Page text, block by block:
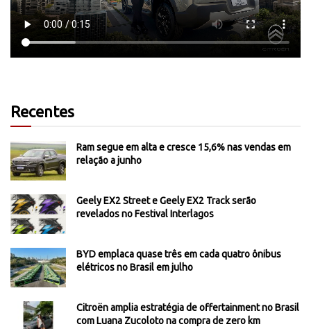
Recentes
Ram segue em alta e cresce 15,6% nas vendas em
relação a junho
Geely EX2 Street e Geely EX2 Track serão
revelados no Festival Interlagos
BYD emplaca quase três em cada quatro ônibus
elétricos no Brasil em julho
Citroën amplia estratégia de offertainment no Brasil
com Luana Zucoloto na compra de zero km